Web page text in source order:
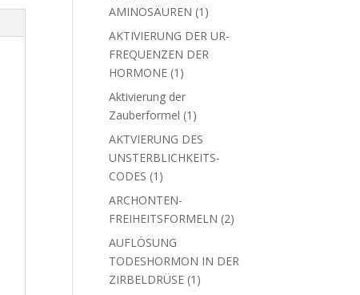
AMINOSÄUREN 1 1
Produkt
AKTIVIERUNG DER UR-
FREQUENZEN DER
HORMONE 1 1
Aktivierung der
Zauberformel 1 1
Produkt
AKTVIERUNG DES
UNSTERBLICHKEITS-
CODES 1 1
Produkt
ARCHONTEN-
FREIHEITSFORMELN 22
AUFLÖSUNG
TODESHORMON IN DER
ZIRBELDRÜSE 1 1